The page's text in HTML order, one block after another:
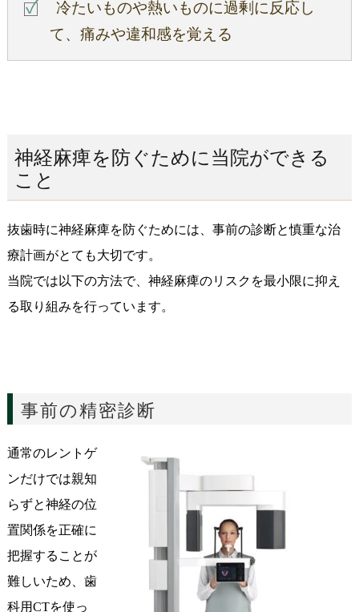
冷たいものや熱いものに過剰に反応し
て、痛みや違和感を覚える
神経麻痺を防ぐために当院ができる
こと
抜歯時に神経麻痺を防ぐためには、事前の診断と慎重な治
療計画がとても大切です。
当院では以下の方法で、神経麻痺のリスクを最小限に抑え
る取り組みを行っています。
事前の精密診断
通常のレントゲ
ンだけでは親知
らずと神経の位
置関係を正確に
把握することが
難しいため、歯
科用CTを使っ